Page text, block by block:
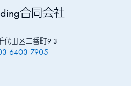
合同会社
代田区二番町9-3
6403-7905